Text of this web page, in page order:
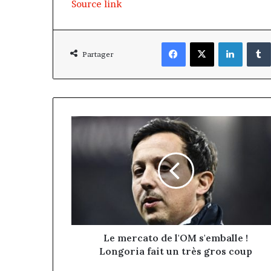
Source link
Partager
Facebook
X Linkedin
Le
de
un
Le mercato de l'OM s'emballe !
Longoria fait un très gros coup